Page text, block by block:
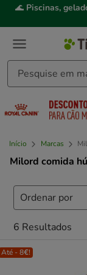
3,
mensagem,
📢
Início Marcas
Milord comida
6 Resultados
Até - 8€!